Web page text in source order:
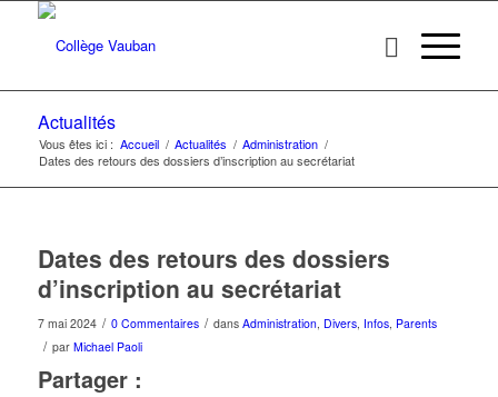
Actualités
Vous êtes ici : Accueil / Actualités / Administration /
Dates des retours des dossiers d’inscription au secrétariat
Dates des retours des dossiers
d’inscription au secrétariat
7 mai 2024 / 0 Commentaires / dans Administration, Divers, Infos, Parents
/ par Michael Paoli
Partager :